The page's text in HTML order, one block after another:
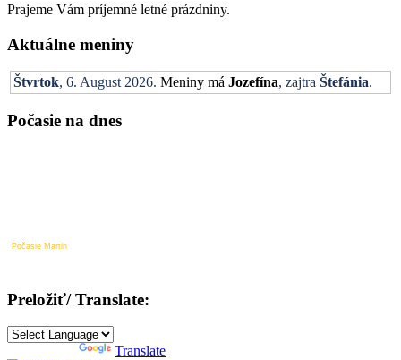
Prajeme Vám príjemné letné prázdniny.
Aktuálne meniny
Štvrtok, 6. August 2026. Meniny má Jozefína, zajtra Štefánia.
Počasie na dnes
Počasie Martin
Preložiť/ Translate:
Translate